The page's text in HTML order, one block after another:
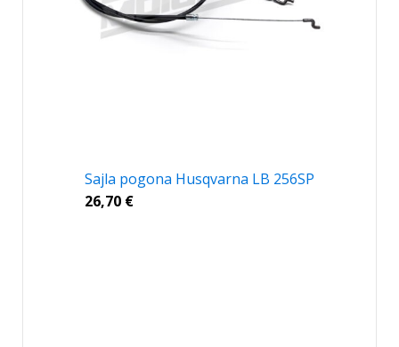
Sajla pogona Husqvarna LB 256SP
26,70 €